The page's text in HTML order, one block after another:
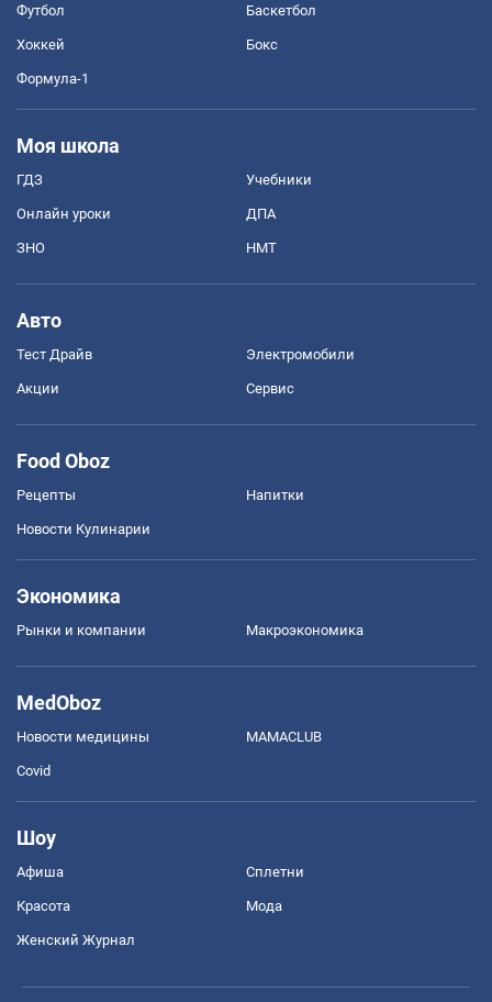
Футбол Баскетбол
Хоккей Бокс
Формула-1
Моя школа
ГДЗ Учебники
Онлайн уроки ДПА
ЗНО НМТ
Авто
Тест Драйв Электромобили
Акции Сервис
Food Oboz
Рецепты Напитки
Новости Кулинарии
Экономика
Рынки и компании Mакроэкономика
MedOboz
Новости медицины MAMACLUB
Covid
Шоу
Афиша Сплетни
Красота Мода
Женский Журнал